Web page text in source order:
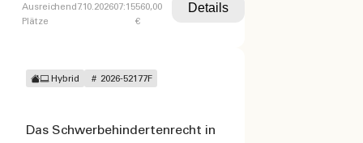
Ausreichend
Plätze
7.10.202607:15560,00
€
Details
Hybrid 2026-52177F
Das Schwerbehindertenrecht in